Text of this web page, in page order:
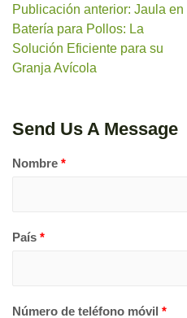
Publicación anterior: Jaula en
Batería para Pollos: La
Solución Eficiente para su
Granja Avícola
Send Us A Message
Nombre *
País *
Número de teléfono móvil *